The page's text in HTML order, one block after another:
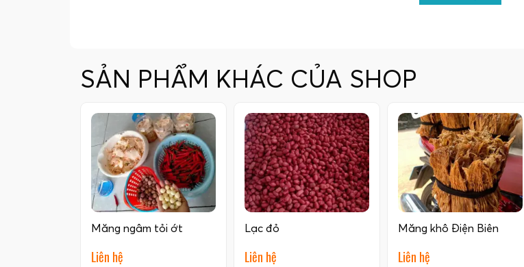
SẢN PHẨM KHÁC CỦA SHOP
Măng ngâm tỏi ớt
Liên hệ
Lạc đỏ
Liên hệ
Măng khô Điện Biên
Liên hệ